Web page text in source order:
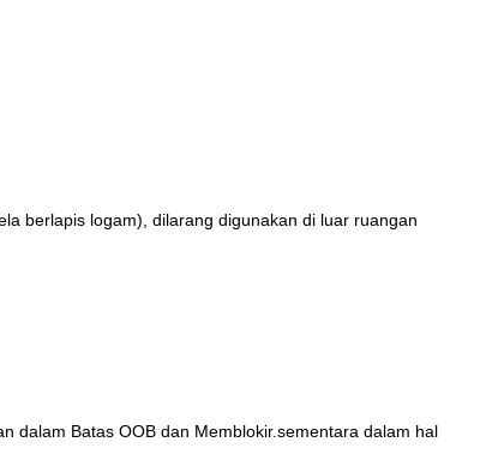
berlapis logam), dilarang digunakan di luar ruangan
dalam Batas OOB dan Memblokir.sementara dalam hal